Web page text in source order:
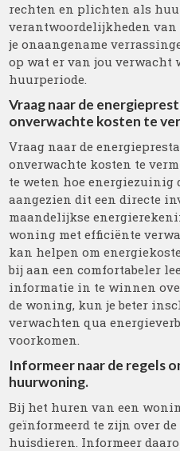
rechten en plichten als
verantwoordelijkheden van
je onaangename
op wat er van jou verwacht
huurperiode.
Vraag naar de
onverwachte kosten te
Vraag naar de
onverwachte kosten te
te weten hoe energiezuinig
aangezien dit een directe
maandelijkse
woning met efficiënte
kan helpen om
bij aan een comfortabeler
informatie in te winnen
de woning, kun je beter
verwachten qua
voorkomen.
Informeer naar de regels
huurwoning.
Bij het huren van een
geïnformeerd te zijn over
huisdieren. Informeer